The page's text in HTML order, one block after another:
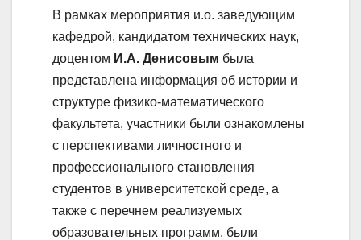
В рамках мероприятия и.о. заведующим
кафедрой, кандидатом технических наук,
доцентом И.А. Денисовым была
представлена информация об истории и
структуре физико-математического
факультета, участники были ознакомлены
с перспективами личностного и
профессионального становления
студентов в университетской среде, а
также с перечнем реализуемых
образовательных программ, были